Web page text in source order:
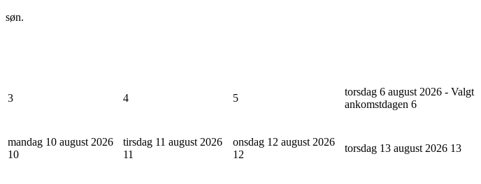
søn.
3 4 5
torsdag 6 august 2026 - Valgt
ankomstdagen 6
mandag 10 august 2026
10
tirsdag 11 august 2026
11
onsdag 12 august 2026
12
torsdag 13 august 2026 13